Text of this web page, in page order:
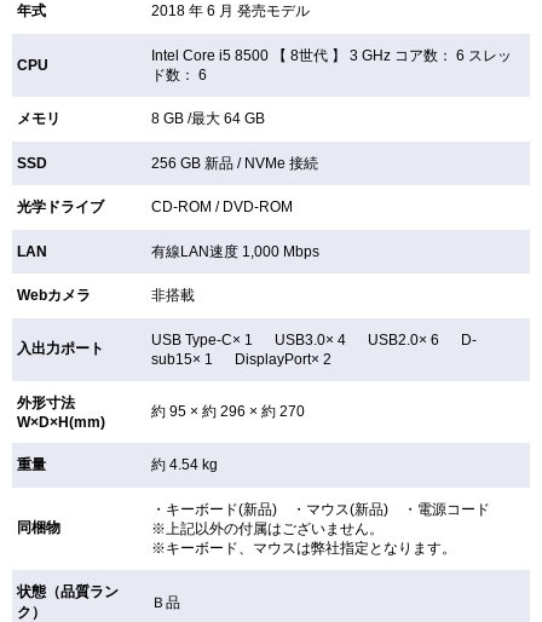
年式 2018 年 6 月 発売モデル
CPU
Intel Core i5 8500 【8世代 】 3 GHz コア数： 6 スレッ
ド数： 6
メモリ 8 GB /最大 64 GB
SSD 256 GB新品 / NVMe 接続
光学ドライブ CD-ROM / DVD-ROM
LAN 有線LAN速度 1,000 Mbps
Webカメラ 非搭載
入出力ポート
USB Type-C× 1 USB3.0× 4 USB2.0× 6 D-
sub15× 1 DisplayPort× 2
外形寸法
W×D×H(mm)
約 95 × 約 296 × 約 270
重量 約 4.54 kg
同梱物
・キーボード(新品) ・マウス(新品) ・電源コード
※上記以外の付属はございません。
※キーボード、マウスは弊社指定となります。
状態（品質ラン
ク）
Ｂ品